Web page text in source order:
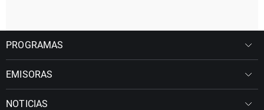
PROGRAMAS
EMISORAS
NOTICIAS